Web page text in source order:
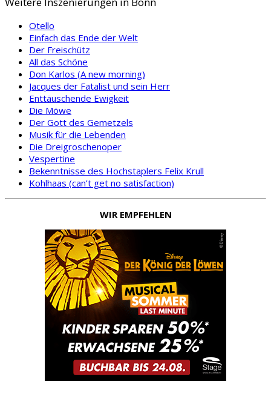
Otello
Einfach das Ende der Welt
Der Freischütz
All das Schöne
Don Karlos (A new morning)
Jacques der Fatalist und sein Herr
Enttäuschende Ewigkeit
Die Möwe
Der Gott des Gemetzels
Musik für die Lebenden
Die Dreigroschenoper
Vespertine
Bekenntnisse des Hochstaplers Felix Krull
Kohlhaas (can’t get no satisfaction)
WIR EMPFEHLEN